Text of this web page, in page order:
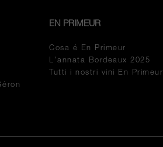
EN PRIMEUR
Cosa é En Primeur
L'annata Bordeaux 2025
Tutti i nostri vini En Primeur